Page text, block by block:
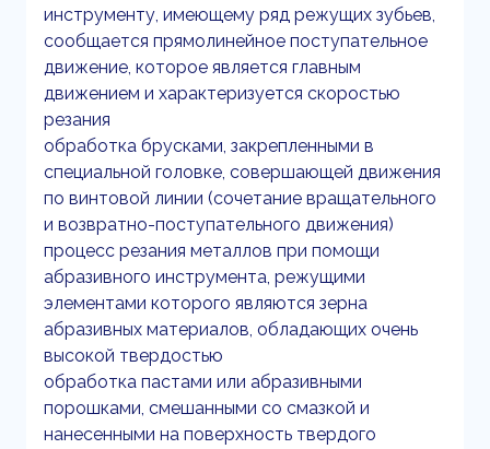
инструменту, имеющему ряд режущих зубьев,
сообщается прямолинейное поступательное
движение, которое является главным
движением и характеризуется скоростью
резания
обработка брусками, закрепленными в
специальной головке, совершающей движения
по винтовой линии (сочетание вращательного
и возвратно-поступательного движения)
процесс резания металлов при помощи
абразивного инструмента, режущими
элементами которого являются зерна
абразивных материалов, обладающих очень
высокой твердостью
обработка пастами или абразивными
порошками, смешанными со смазкой и
нанесенными на поверхность твердого